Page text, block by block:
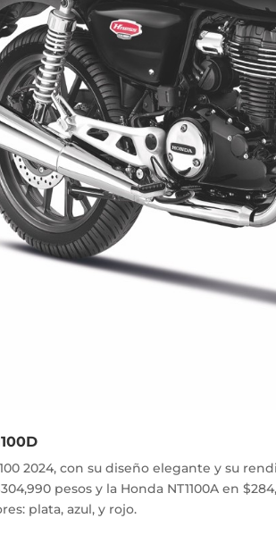
2024, con su diseño elegante y su
pesosy la Honda NT1100A en
plata, azul, y rojo.